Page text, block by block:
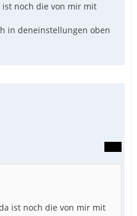
noch die von mir mit
in deneinstellungen oben
ist noch die von mir mit